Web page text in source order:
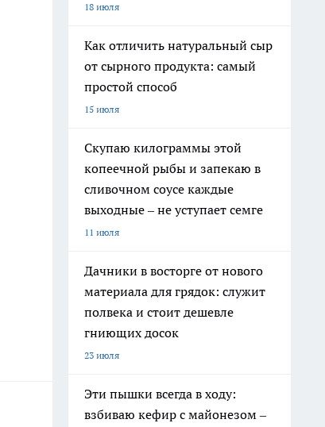
18 июля
Как отличить натуральный сыр
от сырного продукта: самый
простой способ
15 июля
Скупаю килограммы этой
копеечной рыбы и запекаю в
сливочном соусе каждые
выходные – не уступает семге
11 июля
Дачники в восторге от нового
материала для грядок: служит
полвека и стоит дешевле
гниющих досок
23 июля
Эти пышки всегда в ходу:
взбиваю кефир с майонезом –